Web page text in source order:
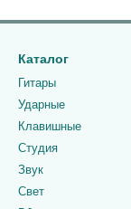
Каталог
Гитары
Ударные
Клавишные
Студия
Звук
Свет